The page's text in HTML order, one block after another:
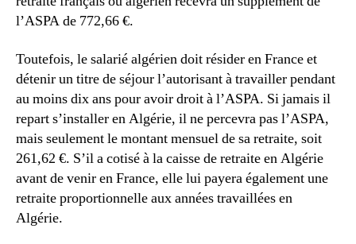
l’ASPA de 772,66 €.
Toutefois, le salarié algérien doit résider en France et
détenir un titre de séjour l’autorisant à travailler pendant
au moins dix ans pour avoir droit à l’ASPA. Si jamais il
repart s’installer en Algérie, il ne percevra pas l’ASPA,
mais seulement le montant mensuel de sa retraite, soit
261,62 €. S’il a cotisé à la caisse de retraite en Algérie
avant de venir en France, elle lui payera également une
retraite proportionnelle aux années travaillées en
Algérie.